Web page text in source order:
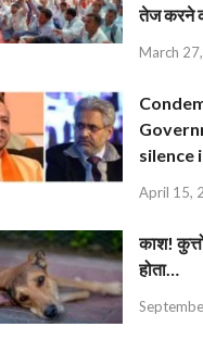
तेज करने
March
silence
April 15,
काश!
होता…